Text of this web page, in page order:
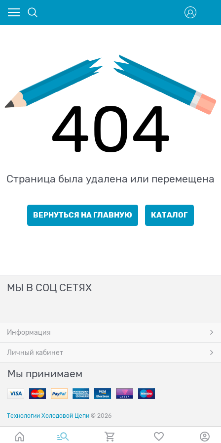
404
Страница была удалена или перемещена
ВЕРНУТЬСЯ НА ГЛАВНУЮ КАТАЛОГ
МЫ В СОЦ СЕТЯХ
Информация
Личный кабинет
Мы принимаем
Технологии Холодовой Цепи © 2026